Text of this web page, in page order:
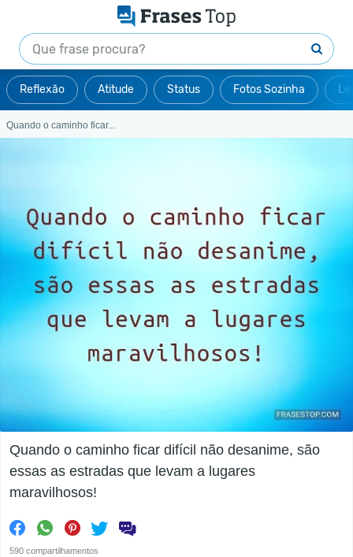
Reflexão Atitude Status Fotos Sozinha
Quando o caminho ficar...
Quando o caminho ficar difícil não desanime, são
essas as estradas que levam a lugares
maravilhosos!
590 compartilhamentos